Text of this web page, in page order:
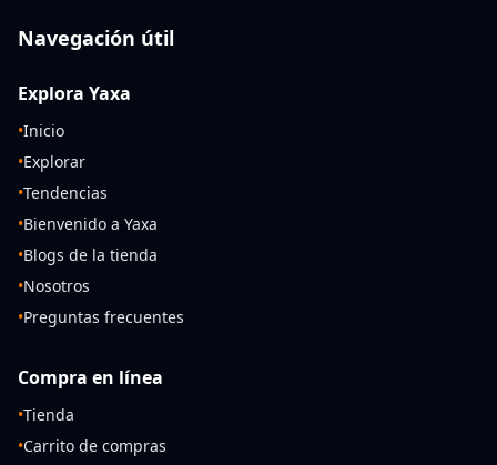
Navegación útil
Explora Yaxa
•Inicio
•Explorar
•Tendencias
•Bienvenido a Yaxa
•Blogs de la tienda
•Nosotros
•Preguntas frecuentes
Compra en línea
•Tienda
•Carrito de compras